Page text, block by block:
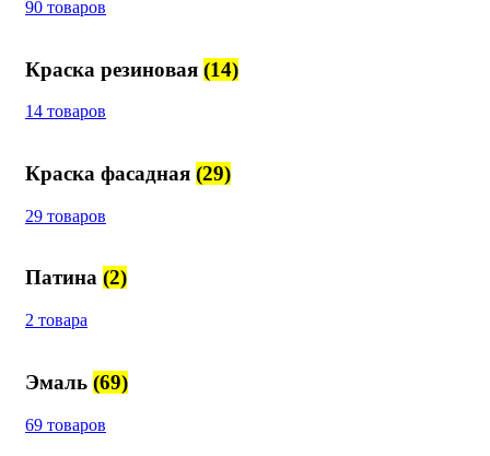
90 товаров
Краска резиновая (14)
14 товаров
Краска фасадная (29)
29 товаров
Патина (2)
2 товара
Эмаль (69)
69 товаров